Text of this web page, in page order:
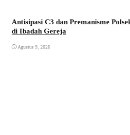
Antisipasi C3 dan Premanisme
di Ibadah Gereja
Agustus 9, 2026